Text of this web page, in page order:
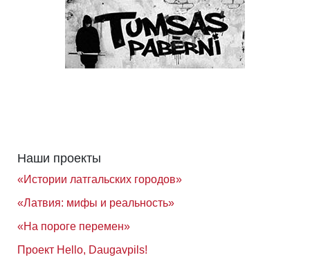
Наши проекты
«Истории латгальских городов»
«Латвия: мифы и реальность»
«На пороге перемен»
Проект Hello, Daugavpils!